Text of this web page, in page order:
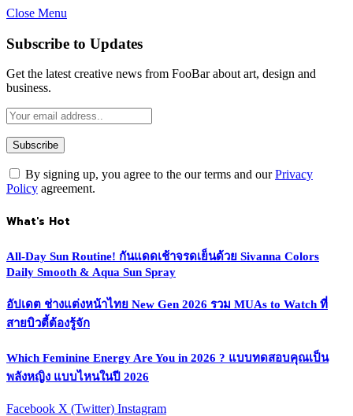
Close Menu
Subscribe to Updates
Get the latest creative news from FooBar about art, design and
business.
By signing up, you agree to the our terms and ourPrivacy
Policy agreement.
What's Hot
All-Day Sun Routine! กันแดดเช้าจรดเย็นด้วย Sivanna Colors
Daily Smooth & Aqua Sun Spray
อัปเดต ช่างแต่งหน้าไทย New Gen 2026 รวม MUAs to Watch ที่
สายบิวตี้ต้องรู้จัก
Which Feminine Energy Are You in 2026 ? แบบทดสอบคุณเป็น
พลังหญิง แบบไหนในปี 2026
Facebook X (Twitter) Instagram